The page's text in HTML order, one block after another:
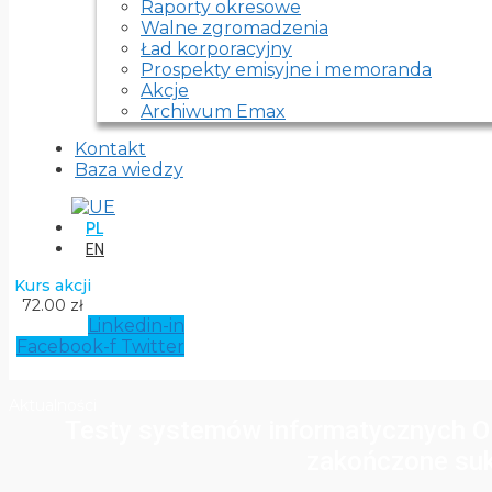
Raporty okresowe
Walne zgromadzenia
Ład korporacyjny
Prospekty emisyjne i memoranda
Akcje
Archiwum Emax
Kontakt
Baza wiedzy
PL
EN
Kurs akcji
72.00 zł
Linkedin-in
Facebook-f Twitter